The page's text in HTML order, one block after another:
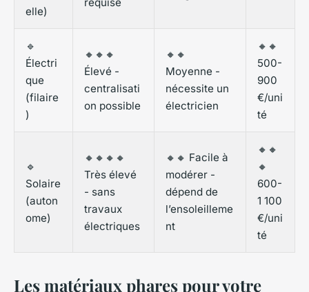
elle)
🔹
Électri
que
(filaire
)
🔸🔸🔸
Élevé -
centralisati
on possible
🔸🔸
Moyenne -
nécessite un
électricien
🔸🔸
500-
900
€/uni
té
🔹
Solaire
(auton
ome)
🔸🔸🔸🔸
Très élevé
- sans
travaux
électriques
🔸🔸 Facile à
modérer -
dépend de
l’ensoleilleme
nt
🔸🔸
🔸
600-
1 100
€/uni
té
Les matériaux phares pour votre